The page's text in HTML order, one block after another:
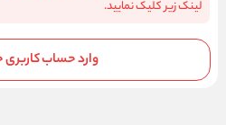
لینک زیر کلیک نمایید.
وارد حساب